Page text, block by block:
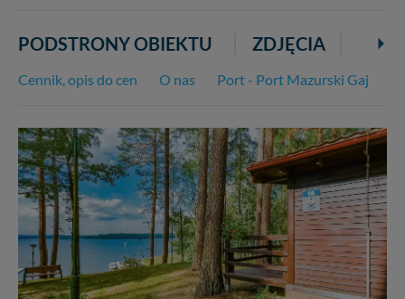
PODSTRONY OBIEKTU ZDJĘCIA
Cennik, opis do cen O nas Port - Port Mazurski Gaj